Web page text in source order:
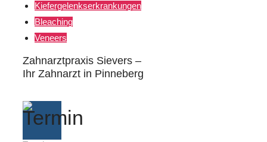
Kiefergelenkserkrankungen
Bleaching
Veneers
Zahnarztpraxis Sievers –
Ihr Zahnarzt in Pinneberg